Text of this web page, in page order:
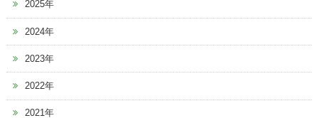
2025年
2024年
2023年
2022年
2021年